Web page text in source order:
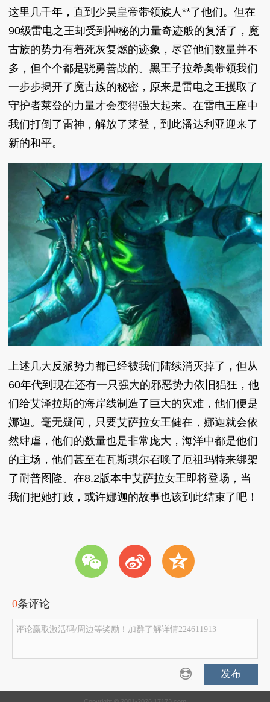
这里几千年，直到少昊皇帝带领族人**了他们。但在
90级雷电之王却受到神秘的力量奇迹般的复活了，魔
古族的势力有着死灰复燃的迹象，尽管他们数量并不
多，但个个都是骁勇善战的。黑王子拉希奥带领我们
一步步揭开了魔古族的秘密，原来是雷电之王攫取了
守护者莱登的力量才会变得强大起来。在雷电王座中
我们打倒了雷神，解放了莱登，到此潘达利亚迎来了
新的和平。
上述几大反派势力都已经被我们陆续消灭掉了，但从
60年代到现在还有一只强大的邪恶势力依旧猖狂，他
们给艾泽拉斯的海岸线制造了巨大的灾难，他们便是
娜迦。毫无疑问，只要艾萨拉女王健在，娜迦就会依
然肆虐，他们的数量也是非常庞大，海洋中都是他们
的主场，他们甚至在瓦斯琪尔召唤了厄祖玛特来绑架
了耐普图隆。在8.2版本中艾萨拉女王即将登场，当
我们把她打败，或许娜迦的故事也该到此结束了吧！
w t z
0条评论
评论赢取激活码/周边等奖励！加群了解详情224611913
发布